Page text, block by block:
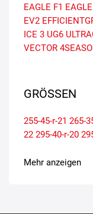
EAGLE F1
EV2
ICE 3 UG6
VECTOR
GRÖSSEN
255-45-r-21 265-
22 295-40-r-20
Mehr anzeigen